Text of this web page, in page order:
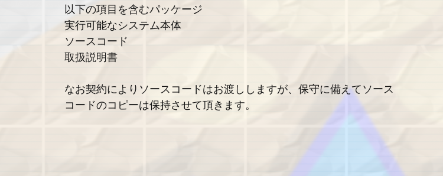
以下の項目を含むパッケージ
実行可能なシステム本体
ソースコード
取扱説明書
なお契約によりソースコードはお渡ししますが、保守に備えてソース
コードのコピーは保持させて頂きます。